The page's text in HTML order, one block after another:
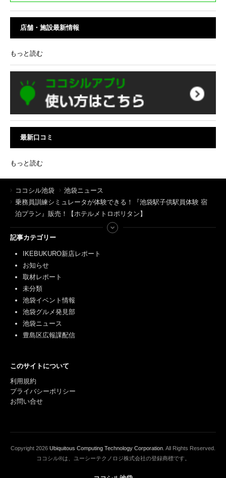
店舗・施設最新情報
もっと読む
最新口コミ
もっと読む
ココシル池袋
池袋ニュース
乗務員訓練シミュレータが体験できる！『池袋駅子供駅員体験 宿
泊プラン』販売！【ホテルメトロポリタン】
記事カテゴリー
IKEBUKURO新店レポート
お知らせ
取材レポート
未分類
池袋イベント情報
池袋グルメ発見部
池袋ニュース
豊島区広報課配信
このサイトについて
利用規約
プライバシーポリシー
お問い合せ
Copyright 2026 Ubiquitous Computing Technology Corporation . All Rights Reserved.
ココシル®は、ユーシーテクノロジ株式会社の登録商標です。